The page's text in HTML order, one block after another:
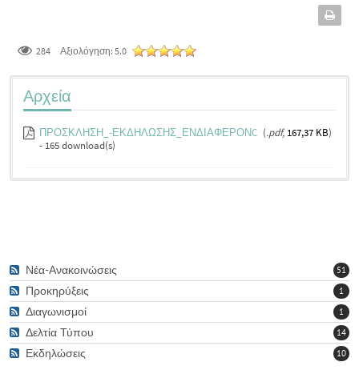
284 Αξιολόγηση: 5.0
Αρχεία
ΠΡΟΣΚΛΗΣΗ_-ΕΚΔΗΛΩΣΗΣ_ΕΝΔΙΑΦΕΡΟΝC (.pdf, 167,37 KB)
- 165 download(s)
51
Νέα-Ανακοινώσεις
1
Προκηρύξεις
1
Διαγωνισμοί
14
Δελτία Τύπου
10
Εκδηλώσεις